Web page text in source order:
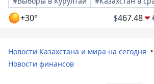
+30° $467.48
Новости Казахстана и мира на сегодня
Новости финансов